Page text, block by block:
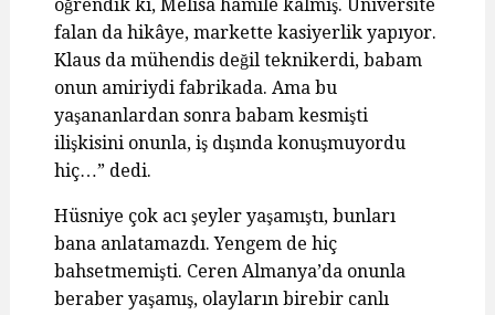
öğrendik ki, Melisa hamile kalmış. Üniversite
falan da hikâye, markette kasiyerlik yapıyor.
Klaus da mühendis değil teknikerdi, babam
onun amiriydi fabrikada. Ama bu
yaşananlardan sonra babam kesmişti
ilişkisini onunla, iş dışında konuşmuyordu
hiç…” dedi.
Hüsniye çok acı şeyler yaşamıştı, bunları
bana anlatamazdı. Yengem de hiç
bahsetmemişti. Ceren Almanya’da onunla
beraber yaşamış, olayların birebir canlı